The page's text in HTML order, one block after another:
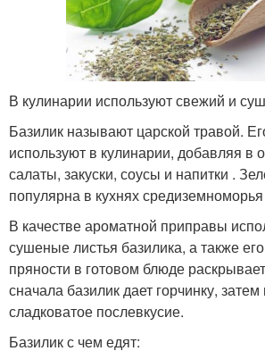
В кулинарии используют свежий и
Базилик называют царской травой.
используют в кулинарии, добавляя в
салаты, закуски, соусы и напитки .
популярна в кухнях средиземноморья
В качестве ароматной приправы
сушеные листья базилика, а также
пряности в готовом блюде
сначала базилик дает горчинку,
сладковатое послевкусие.
Базилик с чем едят: